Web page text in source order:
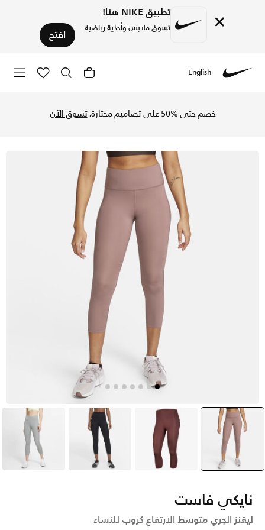
× تطبيق NIKE هنا!
تسوق ملابس وأحذية رياضية افتح
English
خصم حتى %50 على تصاميم مختارة. تسوق الآن
selected
وردي أحمر أسود رمادي
نايكي فاست
ليقنز الجري متوسط الارتفاع كروب للنساء